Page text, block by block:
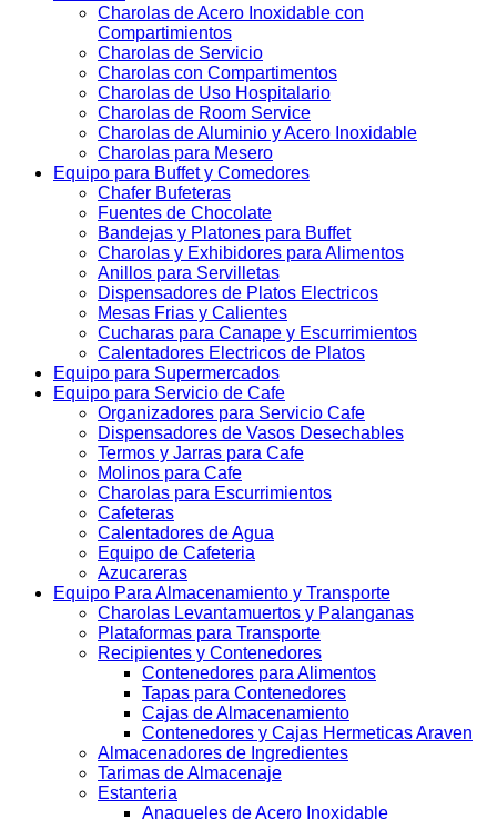
Charolas de Acero Inoxidable con
Compartimientos
Charolas de Servicio
Charolas con Compartimentos
Charolas de Uso Hospitalario
Charolas de Room Service
Charolas de Aluminio y Acero Inoxidable
Charolas para Mesero
Equipo para Buffet y Comedores
Chafer Bufeteras
Fuentes de Chocolate
Bandejas y Platones para Buffet
Charolas y Exhibidores para Alimentos
Anillos para Servilletas
Dispensadores de Platos Electricos
Mesas Frias y Calientes
Cucharas para Canape y Escurrimientos
Calentadores Electricos de Platos
Equipo para Supermercados
Equipo para Servicio de Cafe
Organizadores para Servicio Cafe
Dispensadores de Vasos Desechables
Termos y Jarras para Cafe
Molinos para Cafe
Charolas para Escurrimientos
Cafeteras
Calentadores de Agua
Equipo de Cafeteria
Azucareras
Equipo Para Almacenamiento y Transporte
Charolas Levantamuertos y Palanganas
Plataformas para Transporte
Recipientes y Contenedores
Contenedores para Alimentos
Tapas para Contenedores
Cajas de Almacenamiento
Contenedores y Cajas Hermeticas Araven
Almacenadores de Ingredientes
Tarimas de Almacenaje
Estanteria
Anaqueles de Acero Inoxidable